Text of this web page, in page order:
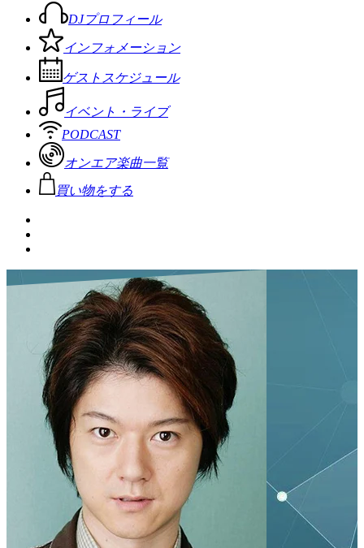
DJプロフィール
インフォメーション
ゲストスケジュール
イベント・ライブ
PODCAST
オンエア楽曲一覧
買い物をする